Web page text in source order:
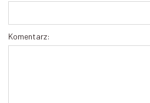
Komentarz: